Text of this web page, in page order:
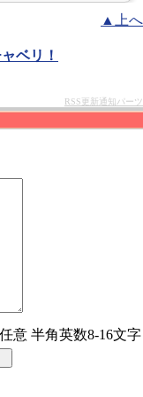
▲上へ
ベリ！
RSS更新通知パーツ
意 半角英数8-16文字